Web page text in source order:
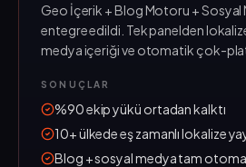
Geo İçerik + Blog Motoru + Sosyal
entegre edildi. Tek panelden
medya içeriği ve otomatik çok-
SONUÇLAR
%90 ekip yükü ortadan kalktı
10+ ülkede eş zamanlı lokalize
Blog + sosyal medya tam